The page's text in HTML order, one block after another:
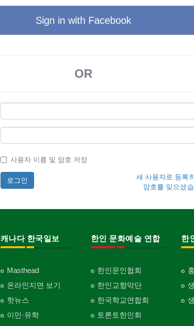
Sign in with Facebook
OR
사용자 이름 및 암호 저장
새 사용자로 등록
암호를 잊으셨
캐나다 한국일보
Masthead
온라인지면 보기
핫뉴스
이민·유학
한인 문화예술 연합
한인문인협회
한인교향악단
한국학교연합회
토론토한인회
한